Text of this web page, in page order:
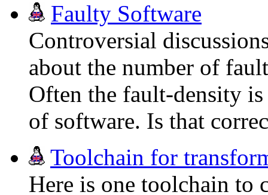
Faulty Software
Controversial
about the number of
Often the fault-density is
of software. Is that
Toolchain for
Here is one toolchain to